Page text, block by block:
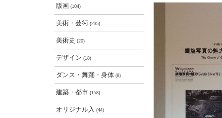
版画 (104)
美術・芸術 (235)
美術史 (20)
デザイン (18)
ダンス・舞踊・身体 (8)
建築・都市 (158)
オリジナル入 (44)